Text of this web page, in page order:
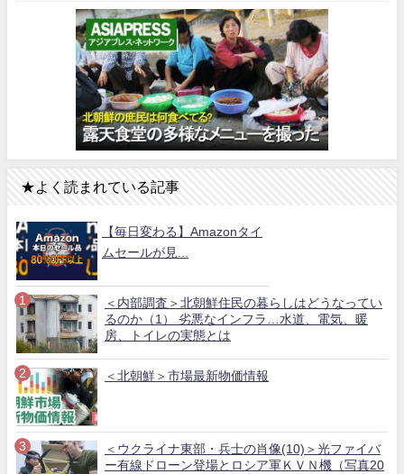
★よく読まれている記事
【毎日変わる】Amazonタイ
ムセールが見...
＜内部調査＞北朝鮮住民の暮らしはどうなってい
るのか（1） 劣悪なインフラ…水道、電気、暖
房、トイレの実態とは
＜北朝鮮＞市場最新物価情報
＜ウクライナ東部・兵士の肖像(10)＞光ファイバ
ー有線ドローン登場とロシア軍ＫＶＮ機（写真20